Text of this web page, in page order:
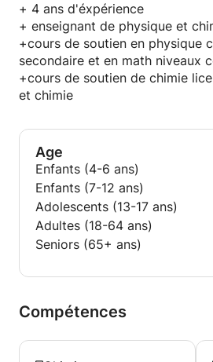
+ 4 ans d'éxpérience
+ enseignant de physique et
+cours de soutien en physique
secondaire et en math niveaux
+cours de soutien de chimie
et chimie
Age
Enfants (4-6 ans)
Enfants (7-12 ans)
Adolescents (13-17 ans)
Adultes (18-64 ans)
Seniors (65+ ans)
Compétences